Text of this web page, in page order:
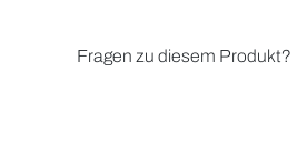
Fragen zu diesem Produkt?